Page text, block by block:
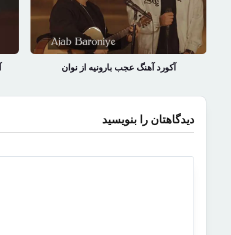
آکورد آهنگ عجب بارونیه از نوان
دیدگاهتان را بنویسید